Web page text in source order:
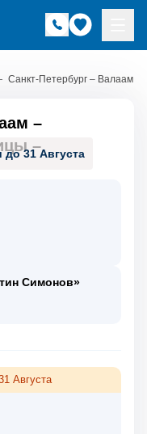
Санкт-Петербург – Валаам
31 Августа
–
–
Симонов»
Августа